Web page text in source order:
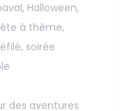
Halloween,
à thème,
soirée
des aventures